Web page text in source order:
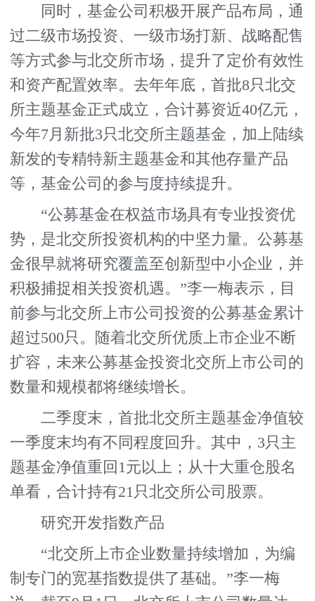
同时，基金公司积极开展产品布局，通
过二级市场投资、一级市场打新、战略配售
等方式参与北交所市场，提升了定价有效性
和资产配置效率。去年年底，首批8只北交
所主题基金正式成立，合计募资近40亿元，
今年7月新批3只北交所主题基金，加上陆续
新发的专精特新主题基金和其他存量产品
等，基金公司的参与度持续提升。
“公募基金在权益市场具有专业投资优
势，是北交所投资机构的中坚力量。公募基
金很早就将研究覆盖至创新型中小企业，并
积极捕捉相关投资机遇。”李一梅表示，目
前参与北交所上市公司投资的公募基金累计
超过500只。随着北交所优质上市企业不断
扩容，未来公募基金投资北交所上市公司的
数量和规模都将继续增长。
二季度末，首批北交所主题基金净值较
一季度末均有不同程度回升。其中，3只主
题基金净值重回1元以上；从十大重仓股名
单看，合计持有21只北交所公司股票。
研究开发指数产品
“北交所上市企业数量持续增加，为编
制专门的宽基指数提供了基础。”李一梅